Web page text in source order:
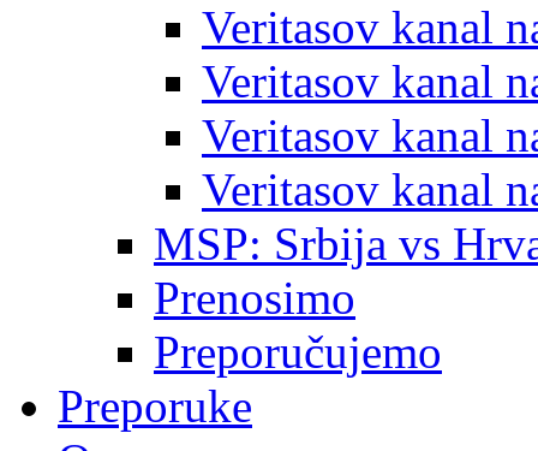
Veritasov kanal
Veritasov kanal
Veritasov kanal
Veritasov kanal
MSP: Srbija vs
Prenosimo
Preporučujemo
Preporuke